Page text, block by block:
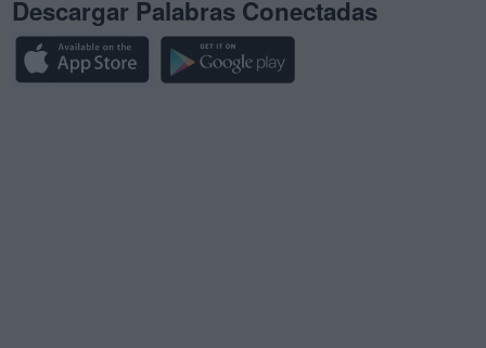
Descargar Palabras Conectadas